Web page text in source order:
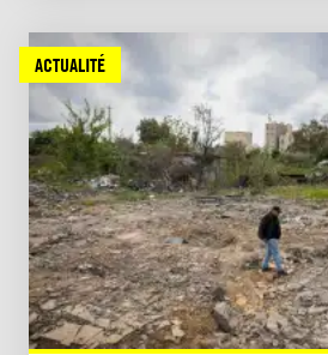
ACTUALITÉ